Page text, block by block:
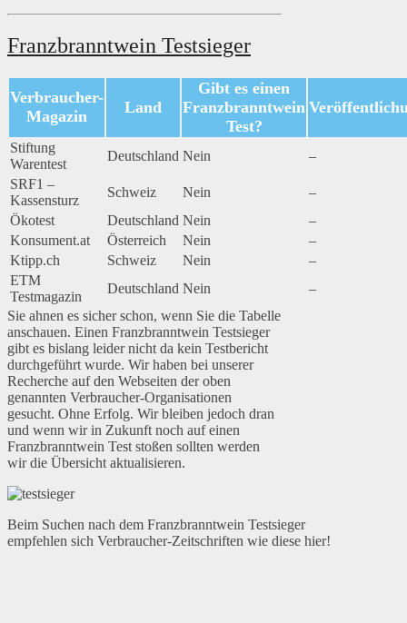
Franzbranntwein Testsieger
Verbraucher-
Magazin
Land
Gibt es einen
Franzbranntwein
Test?
Stiftung
Warentest
Deutschland Nein
–
SRF1 –
Kassensturz
Schweiz Nein
–
Ökotest
Deutschland Nein
–
Konsument.at
Österreich Nein
–
Ktipp.ch
Schweiz Nein
–
ETM
Testmagazin
Deutschland Nein
–
Sie ahnen es sicher schon, wenn Sie die Tabelle
anschauen. Einen Franzbranntwein Testsieger
gibt es bislang leider nicht da kein Testbericht
durchgeführt wurde. Wir haben bei unserer
Recherche auf den Webseiten der oben
genannten Verbraucher-Organisationen
gesucht. Ohne Erfolg. Wir bleiben jedoch dran
und wenn wir in Zukunft noch auf einen
Franzbranntwein Test stoßen sollten werden
wir die Übersicht aktualisieren.
Beim Suchen nach dem Franzbranntwein Testsieger
empfehlen sich Verbraucher-Zeitschriften wie diese hier!